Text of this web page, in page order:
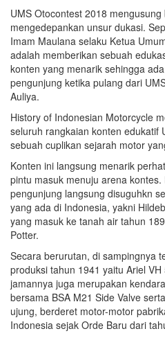
UMS Otocontest 2018
mengedepankan unsur dukasi.
Imam Maulana selaku Ketua
adalah memberikan sebuah
konten yang menarik sehingga
pengunjung ketika pulang dari
Auliya.
History of Indonesian Motorcycle
seluruh rangkaian konten edukatif
sebuah cuplikan sejarah motor
Konten ini langsung menarik
pintu masuk menuju arena
pengunjung langsung disuguhkn
yang ada di Indonesia, yakni
yang masuk ke tanah air tahun
Potter.
Secara berurutan, di sampingnya
produksi tahun 1941 yaitu Ariel
jamannya juga merupakan
bersama BSA M21 Side Valve
ujung, berderet motor-motor
Indonesia sejak Orde Baru dari